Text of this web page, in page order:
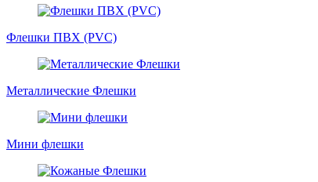
Флешки ПВХ (PVC)
Металлические Флешки
Мини флешки